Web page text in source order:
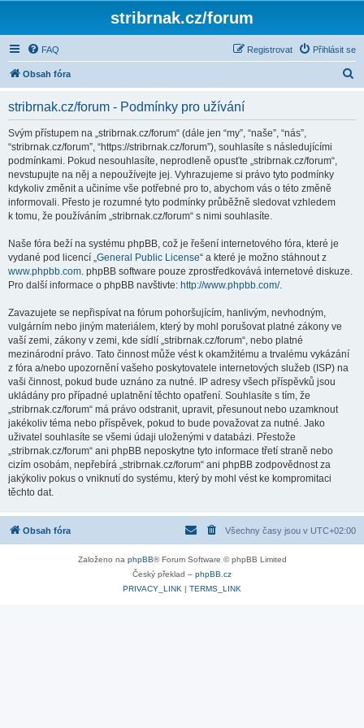
stribrnak.cz/forum
FAQ Přihlásit se
Registrovat
Obsah fóra
stribrnak.cz/forum - Podmínky pro užívání
Svým přístupem na „stribrnak.cz/forum“ (dále jen “my”, “naše”, “nás”,
“stribrnak.cz/forum”, “https://stribrnak.cz/forum”), souhlasíte s následujícími
podmínkami. Pokud nesouhlasíte, neprodleně opusťte „stribrnak.cz/forum“,
nevstupujte na něj a nepoužívejte jej. Vyhrazujeme si právo tyto podmínky
kdykoliv změnit a učiníme vše potřebné pro to, abychom vás o této změně
informovali. Přesto je rozumné tyto podmínky průběžně sledovat vzhledem
k tomu, že používáním „stribrnak.cz/forum“ s nimi souhlasíte.
Naše fóra beží na systému phpBB, což je řešení internetového fóra, které je
vydané pod licencí „General Public License“ a které je možno stáhnout z
www.phpbb.com. phpBB software pouze zprostředkovává internetové diskuze.
Pro další informace o phpBB navštivte: http://www.phpbb.com/.
Zavazujete se nepřispívat na fórum pohoršujícím, hanlivým, nevhodným,
vulgárním nebo jiným materiálem, který by mohl porušovat platné zákony ve
vaší zemi, zákony v zemi, kde sídlí „stribrnak.cz/forum“, nebo platné
mezinárodní právo. Tato činnost může vést k okamžitému a trvalému vykázání
z fóra a/nebo upozornění vašeho poskytovatele internetových služeb (ISP) na
vaši činnost, pokud bude uznáno za nutné. IP adresy všech příspěvků jsou
ukládány pro případné uplatnění těchto opatření. Souhlasíte s tím, že
„stribrnak.cz/forum“ má právo odstranit, upravit, přesunout nebo uzamknout
jakékoliv téma nebo příspěvek, pokud to bude považovat za nutné. Jako
uživatel souhlasíte se všemi údaji uloženými v databázi. Přestože
„stribrnak.cz/forum“ ani phpBB neposkytne tyto informace třetí straně nebo
cizím osobám, nepřebírá „stribrnak.cz/forum“ ani phpBB zodpovědnost za
jakýkoliv pokus o vniknutí do systému, který by mohl vést ke kompromitaci
těchto dat.
Obsah fóra Všechny časy jsou v UTC+02:00
Založeno na phpBB® Forum Software © phpBB Limited
Český překlad – phpBB.cz
PRIVACY_LINK | TERMS_LINK